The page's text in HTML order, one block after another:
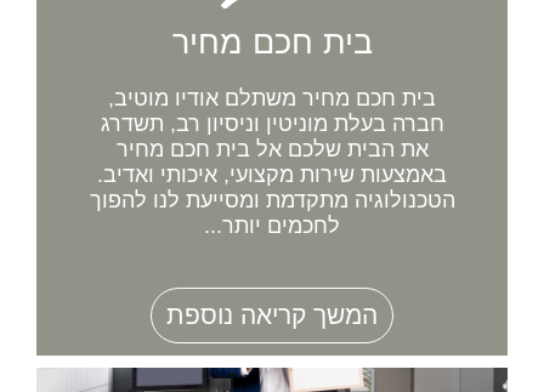
בית חכם מחיר
בית חכם מחיר משתלם אודיו מוטיב,
חברה בעלת מוניטין וניסיון רב, תשדרג
את הבית שלכם אל בית חכם מחיר
באמצעות שירות מקצועי, איכותי ואדיב.
הטכנולוגיה מתקדמת ומסייעת לנו להפוך
לחכמים יותר...
המשך קריאה נוספת